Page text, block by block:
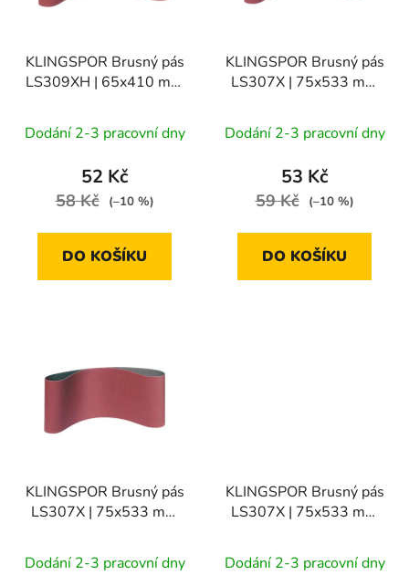
KLINGSPOR Brusný pás
LS309XH | 65x410 mm
Dodání 2-3 pracovní dny
52 Kč
58 Kč (–10 %)
DO KOŠÍKU
KLINGSPOR Brusný pás
LS307X | 75x533 mm
Dodání 2-3 pracovní dny
53 Kč
59 Kč (–10 %)
DO KOŠÍKU
KLINGSPOR Brusný pás
LS307X | 75x533 mm
Dodání 2-3 pracovní dny
KLINGSPOR Brusný pás
LS307X | 75x533 mm
Dodání 2-3 pracovní dny